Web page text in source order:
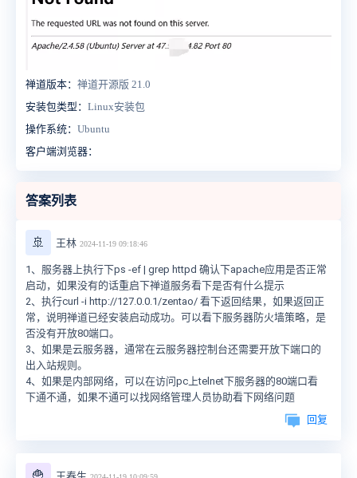
禅道版本： 禅道开源版 21.0
安装包类型： Linux安装包
操作系统： Ubuntu
客户端浏览器：
答案列表
🚢 王林 2024-11-19 09:18:46
1、服务器上执行下ps -ef | grep httpd 确认下apache应用是否正常
启动，如果没有的话重启下禅道服务看下是否有什么提示
2、执行curl -i http://127.0.0.1/zentao/ 看下返回结果，如果返回正
常，说明禅道已经安装启动成功。可以看下服务器防火墙策略，是
否没有开放80端口。
3、如果是云服务器，通常在云服务器控制台还需要开放下端口的
出入站规则。
4、如果是内部网络，可以在访问pc上telnet下服务器的80端口看
下通不通，如果不通可以找网络管理人员协助看下网络问题
回复
🍟